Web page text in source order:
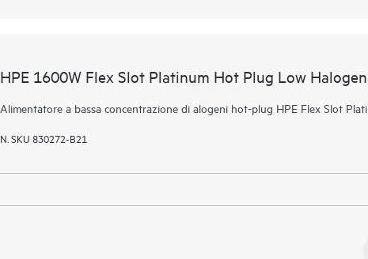
HPE 1600W Flex Slot Platinum Hot Plug Low
Alimentatore a bassa concentrazione di alogeni hot-plug HPE Flex Slot
N. SKU 830272-B21